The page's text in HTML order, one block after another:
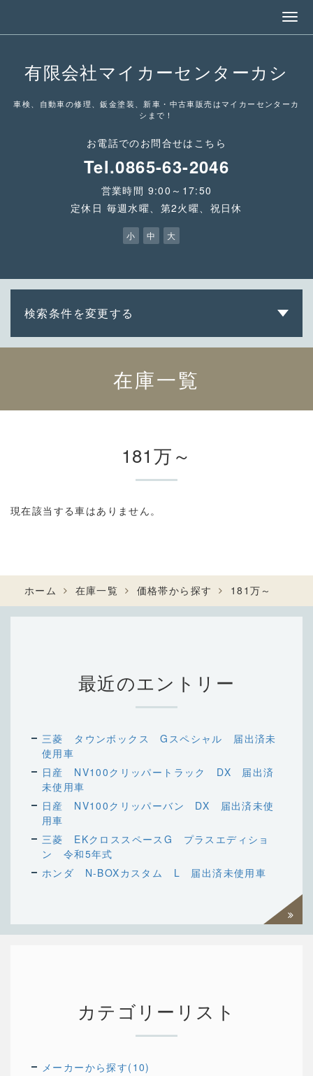
有限会社マイカーセンターカシ
車検、自動車の修理、鈑金塗装、新車・中古車販売はマイカーセンターカ
シまで！
お電話でのお問合せはこちら
Tel.0865-63-2046
営業時間 9:00～17:50
定休日 毎週水曜、第2火曜、祝日休
小 中 大
検索条件を変更する
在庫一覧
181万～
現在該当する車はありません。
ホーム 在庫一覧 価格帯から探す 181万～
最近のエントリー
三菱 タウンボックス Gスペシャル 届出済未
使用車
日産 NV100クリッパートラック DX 届出済
未使用車
日産 NV100クリッパーバン DX 届出済未使
用車
三菱 EKクロススペースG プラスエディショ
ン 令和5年式
ホンダ N-BOXカスタム L 届出済未使用車
過去一
カテゴリーリスト
メーカーから探す(10)